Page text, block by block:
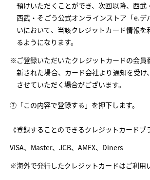
預けいただくことができ、次回以降、西武
西武・そごう公式オンラインストア「e.デ
いにおいて、当該クレジットカード情報を
るようになります。
※ご登録いただいたクレジットカードの会員
新された場合、カード会社より通知を受け
させていただく場合がございます。
⑦「この内容で登録する」を押下します。
《登録することのできるクレジットカードブ
VISA、Master、JCB、AMEX、Diners
※海外で発行したクレジットカードはご利用